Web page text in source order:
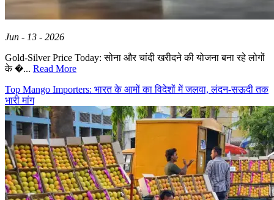
Jun - 13 - 2026
Gold-Silver Price Today: सोना और चांदी खरीदने की योजना बना रहे लोगों
के �... Read More
Top Mango Importers: भारत के आमों का विदेशों में जलवा, लंदन-सऊदी तक
भारी मांग